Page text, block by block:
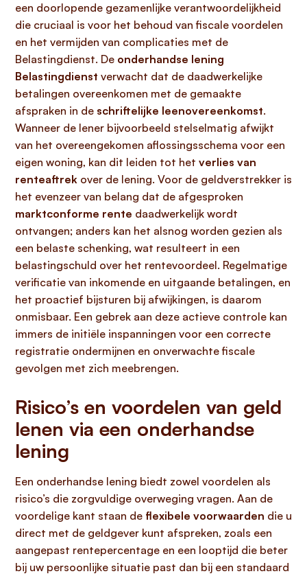
een doorlopende gezamenlijke verantwoordelijkheid
die cruciaal is voor het behoud van fiscale voordelen
en het vermijden van complicaties met de
Belastingdienst. De onderhandse lening
Belastingdienst verwacht dat de daadwerkelijke
betalingen overeenkomen met de gemaakte
afspraken in de schriftelijke leenovereenkomst.
Wanneer de lener bijvoorbeeld stelselmatig afwijkt
van het overeengekomen aflossingsschema voor een
eigen woning, kan dit leiden tot het verlies van
renteaftrek over de lening. Voor de geldverstrekker is
het evenzeer van belang dat de afgesproken
marktconforme rente daadwerkelijk wordt
ontvangen; anders kan het alsnog worden gezien als
een belaste schenking, wat resulteert in een
belastingschuld over het rentevoordeel. Regelmatige
verificatie van inkomende en uitgaande betalingen, en
het proactief bijsturen bij afwijkingen, is daarom
onmisbaar. Een gebrek aan deze actieve controle kan
immers de initiële inspanningen voor een correcte
registratie ondermijnen en onverwachte fiscale
gevolgen met zich meebrengen.
Risico’s en voordelen van geld
lenen via een onderhandse
lening
Een onderhandse lening biedt zowel voordelen als
risico’s die zorgvuldige overweging vragen. Aan de
voordelige kant staan de flexibele voorwaarden die u
direct met de geldgever kunt afspreken, zoals een
aangepast rentepercentage en een looptijd die beter
bij uw persoonlijke situatie past dan bij een standaard